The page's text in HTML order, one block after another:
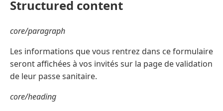
Structured content
core/paragraph
Les informations que vous rentrez dans ce formulaire
seront affichées à vos invités sur la page de validation
de leur passe sanitaire.
core/heading